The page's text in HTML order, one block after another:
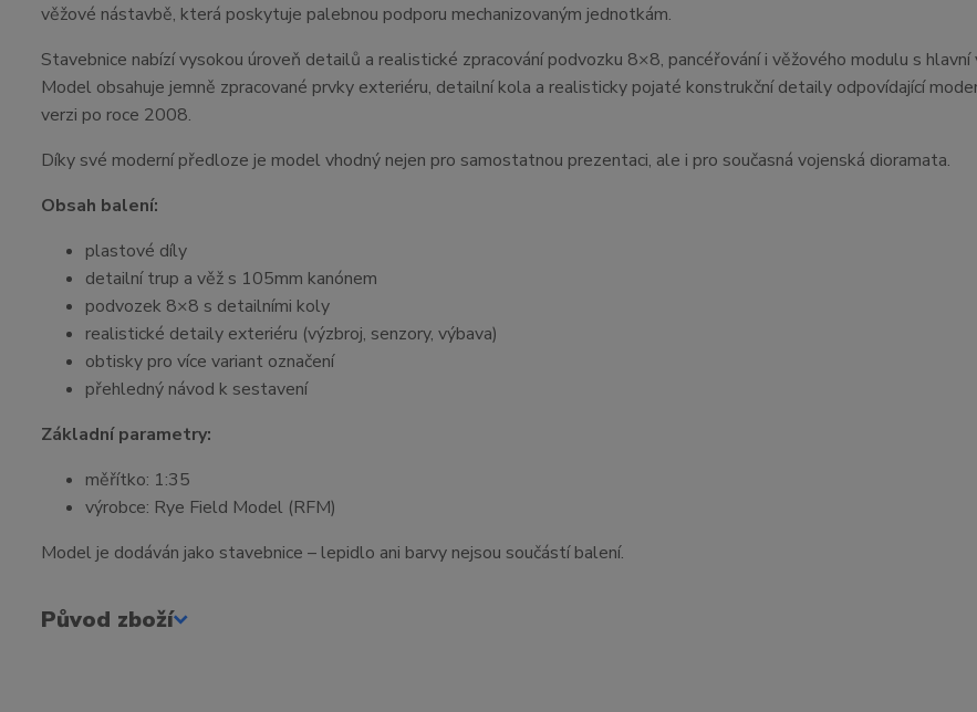
věžové nástavbě, která poskytuje palebnou podporu mechanizovaným jednotkám.
Stavebnice nabízí vysokou úroveň detailů a realistické zpracování podvozku 8×8, pancéřování i věžového modulu s hlavní
Model obsahuje jemně zpracované prvky exteriéru, detailní kola a realisticky pojaté konstrukční detaily odpovídající
verzi po roce 2008.
Díky své moderní předloze je model vhodný nejen pro samostatnou prezentaci, ale i pro současná vojenská dioramata.
Obsah balení:
plastové díly
detailní trup a věž s 105mm kanónem
podvozek 8×8 s detailními koly
realistické detaily exteriéru (výzbroj, senzory, výbava)
obtisky pro více variant označení
přehledný návod k sestavení
Základní parametry:
měřítko: 1:35
výrobce: Rye Field Model (RFM)
Model je dodáván jako stavebnice – lepidlo ani barvy nejsou součástí balení.
Původ zboží